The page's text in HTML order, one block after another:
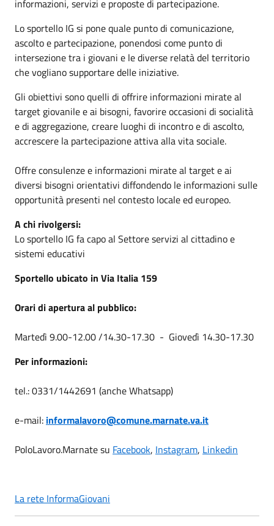
informazioni, servizi e proposte di partecipazione.
Lo sportello IG si pone quale punto di comunicazione,
ascolto e partecipazione, ponendosi come punto di
intersezione tra i giovani e le diverse relatà del territorio
che vogliano supportare delle iniziative.
Gli obiettivi sono quelli di offrire informazioni mirate al
target giovanile e ai bisogni, favorire occasioni di socialità
e di aggregazione, creare luoghi di incontro e di ascolto,
accrescere la partecipazione attiva alla vita sociale.
Offre consulenze e informazioni mirate al target e ai
diversi bisogni orientativi diffondendo le informazioni sulle
opportunità presenti nel contesto locale ed europeo.
A chi rivolgersi:
Lo sportello IG fa capo al Settore servizi al cittadino e
sistemi educativi
Sportello ubicato in Via Italia 159
Orari di apertura al pubblico:
Martedì 9.00-12.00 /14.30-17.30 - Giovedì 14.30-17.30
Per informazioni:
tel.: 0331/1442691 (anche Whatsapp)
e-mail: informalavoro@comune.marnate.va.it
PoloLavoro.Marnate su Facebook, Instagram, Linkedin
La rete InformaGiovani